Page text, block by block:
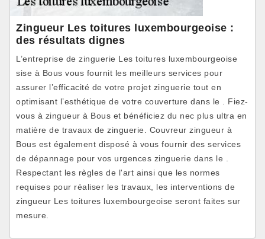
Zingueur Les toitures luxembourgeoise :
des résultats dignes
L’entreprise de zinguerie Les toitures luxembourgeoise
sise à Bous vous fournit les meilleurs services pour
assurer l’efficacité de votre projet zinguerie tout en
optimisant l’esthétique de votre couverture dans le . Fiez-
vous à zingueur à Bous et bénéficiez du nec plus ultra en
matière de travaux de zinguerie. Couvreur zingueur à
Bous est également disposé à vous fournir des services
de dépannage pour vos urgences zinguerie dans le .
Respectant les règles de l'art ainsi que les normes
requises pour réaliser les travaux, les interventions de
zingueur Les toitures luxembourgeoise seront faites sur
mesure.